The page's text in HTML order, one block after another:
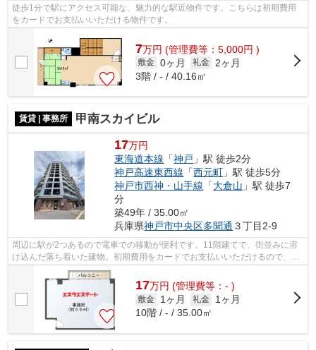
徒歩1分で駅にアクセス可能な、魅力的な駅近物件です。こちらは初期費用
をカードでお支払いいただける物件です。
7万円 (管理費等：5,000円 )
敷金 0ヶ月 礼金
2ヶ月
3階 / - / 40.16㎡
賃貸 | 事務所 甲南スカイビル
17万円
東海道本線 「神戸 」駅 徒歩2分
神戸高速東西線 「西元町 」駅 徒歩5分
神戸市西神・山手線 「大倉山 」駅 徒歩7
分
築49年 / 35.00㎡
兵庫県神戸市中央区多聞通 ３丁目2-9
周辺に駅が2つあるので電車での移動が便利です。11階建てで、街並みに溶
け込んだ落ち着いた建物。初期費用をカードでお支払いいただけるので、カ
ードで決済したい方にもおすすめです。...
17万円 (管理費等：- )
敷金 1ヶ月 礼金
1ヶ月
10階 / - / 35.00㎡